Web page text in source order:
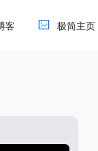
客 极简主页